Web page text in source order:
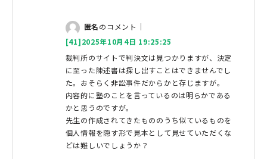
匿名のコメント｜
[41]2025年10月4日 19:25:25
裁判所のサイトで判決文は見つかりますが、決定
に至った陳述書は探し出すことはできませんでし
た。おそらく非訟事件だからかと存じますが。
内容的に塾のことを言っているのは明らかである
かと思うのですが。
先生の作成されてきたもののうち似ているものを
個人情報を隠す形で見本として見せていただくな
どは難しいでしょうか？